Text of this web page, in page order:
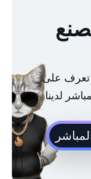
تعرف على Plixi من خلال استكشاف لوحة